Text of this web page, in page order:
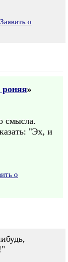
Заявить о
роняя»
смысла.
"Эх, и
о